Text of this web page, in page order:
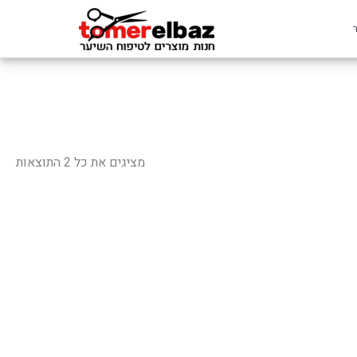
מציגים את כל ⁦2⁩ התוצאות